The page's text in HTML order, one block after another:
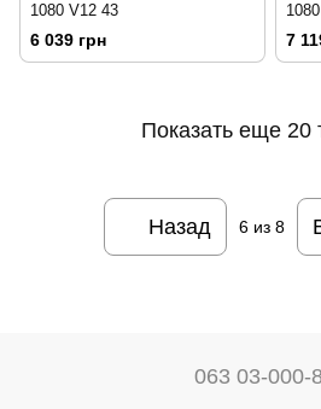
1080 V12 43
6 039 грн 7
Показать еще 20
Назад 6из 8
063 03-000-